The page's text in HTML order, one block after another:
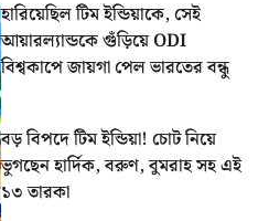
হারিয়েছিল টিম ইন্ডিয়াকে, সেই
আয়ারল্যান্ডকে গুঁড়িয়ে ODI
বিশ্বকাপে জায়গা পেল ভারতের বন্ধু
বড় বিপদে টিম ইন্ডিয়া! চোট নিয়ে
ভুগছেন হার্দিক, বরুণ, বুমরাহ সহ এই
১৩ তারকা